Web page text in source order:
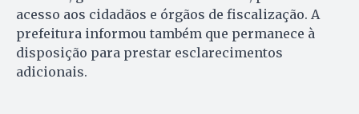
acesso aos cidadãos e órgãos de fiscalização. A
prefeitura informou também que permanece à
disposição para prestar esclarecimentos
adicionais.